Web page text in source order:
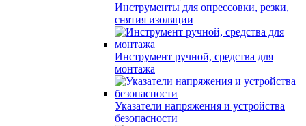
Инструменты для опрессовки, резки,
снятия изоляции
Инструмент ручной, средства для
монтажа
Указатели напряжения и устройства
безопасности